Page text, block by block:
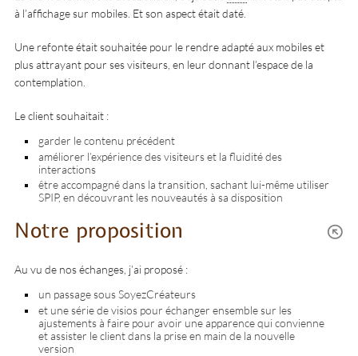
à l’affichage sur mobiles. Et son aspect était daté.
Une refonte était souhaitée pour le rendre adapté aux mobiles et
plus attrayant pour ses visiteurs, en leur donnant l’espace de la
contemplation.
Le client souhaitait :
garder le contenu précédent
améliorer l’expérience des visiteurs et la fluidité des
interactions
être accompagné dans la transition, sachant lui-même utiliser
SPIP, en découvrant les nouveautés à sa disposition
Notre proposition
Au vu de nos échanges, j’ai proposé :
un passage sous SoyezCréateurs
et une série de visios pour échanger ensemble sur les
ajustements à faire pour avoir une apparence qui convienne
et assister le client dans la prise en main de la nouvelle
version